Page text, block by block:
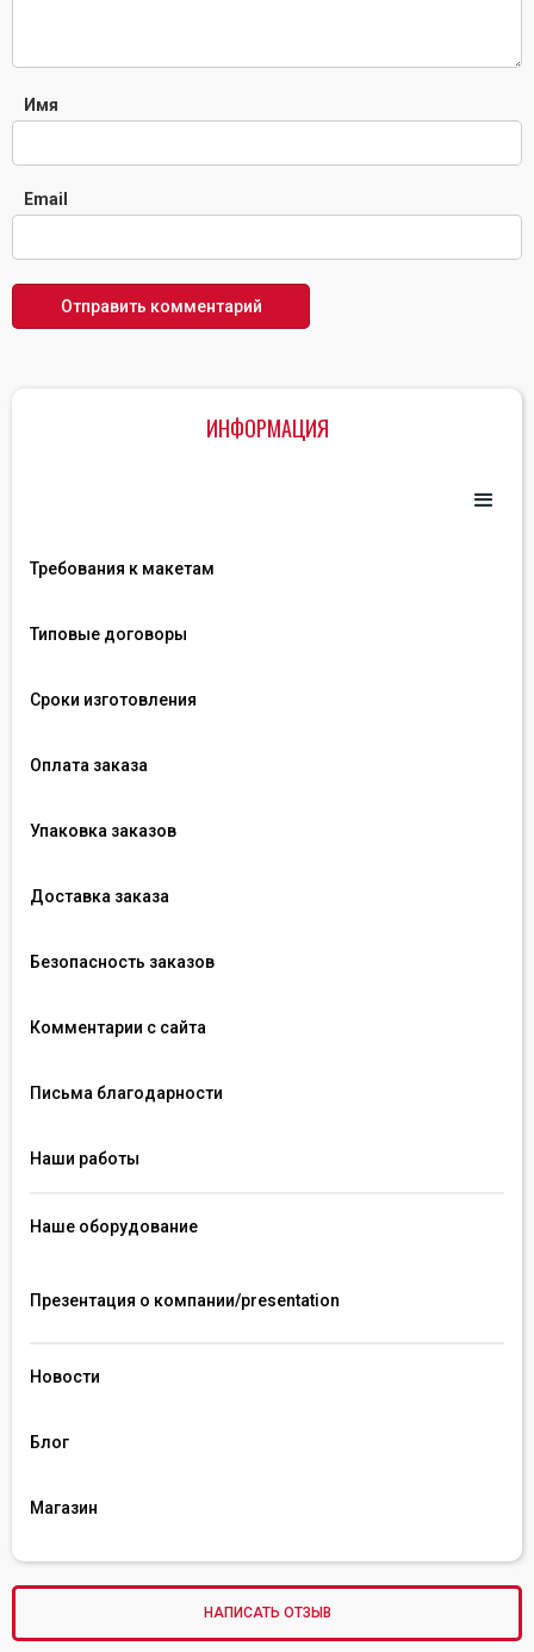
ИНФОРМАЦИЯ
Требования к макетам
Типовые договоры
Сроки изготовления
Оплата заказа
Упаковка заказов
Доставка заказа
Безопасность заказов
Комментарии с сайта
Письма благодарности
Наши работы
Наше оборудование
Презентация о компании/presentation
Новости
Блог
Магазин
НАПИСАТЬ ОТЗЫВ
Имя
Email